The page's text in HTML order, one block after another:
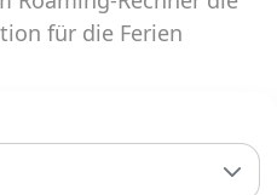
und Smart
im neuen Design
für die Ferien